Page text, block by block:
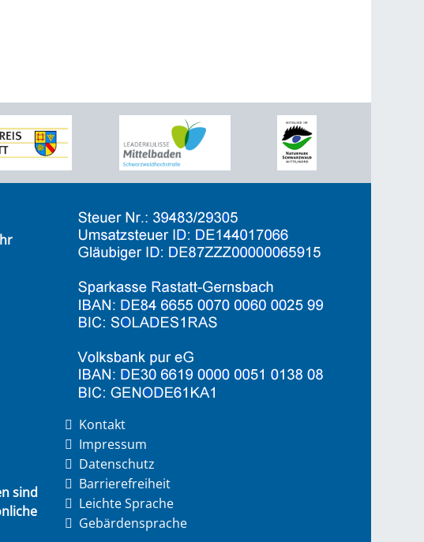
sind
Kontakt
Impressum
Datenschutz
Barrierefreiheit
Leichte Sprache
Gebärdensprache